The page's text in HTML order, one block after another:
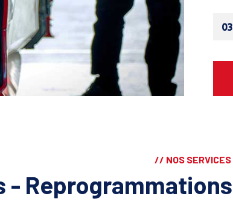
03
// NOS
-